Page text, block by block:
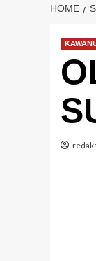
HOME